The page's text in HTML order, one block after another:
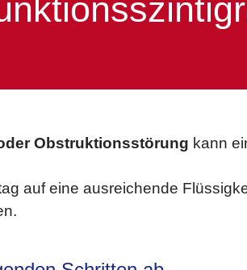
Obstruktionsstörung kann
auf eine ausreichende